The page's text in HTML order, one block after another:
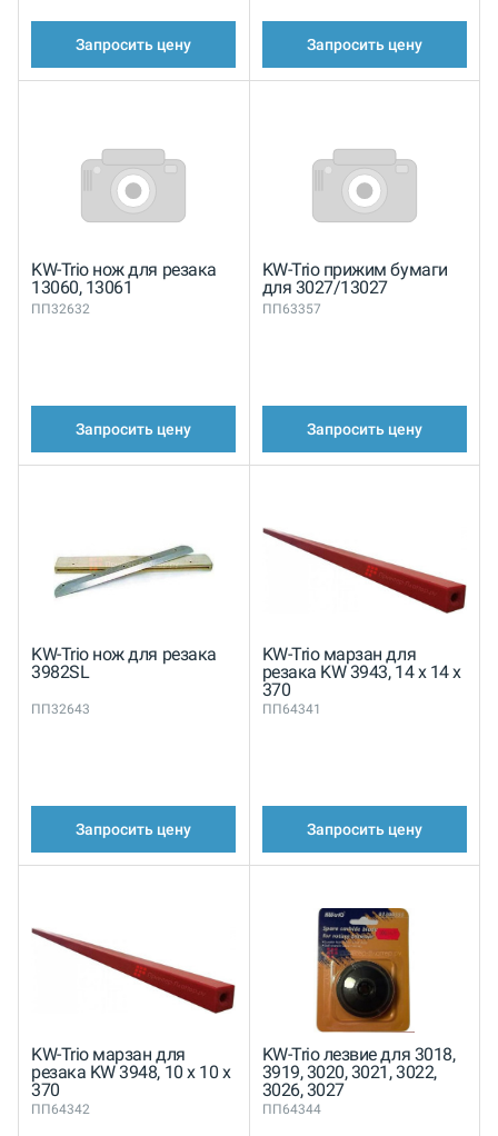
Запросить цену Запросить цену
KW-Trio нож для резака
13060, 13061
ПП32632
Запросить цену
KW-Trio прижим бумаги
для 3027/13027
ПП63357
Запросить цену
KW-Trio нож для резака
3982SL
ПП32643
Запросить цену
KW-Trio марзан для
резака KW 3943, 14 x 14 x
370
ПП64341
Запросить цену
KW-Trio марзан для
резака KW 3948, 10 x 10 x
370
ПП64342
KW-Trio лезвие для 3018,
3919, 3020, 3021, 3022,
3026, 3027
ПП64344